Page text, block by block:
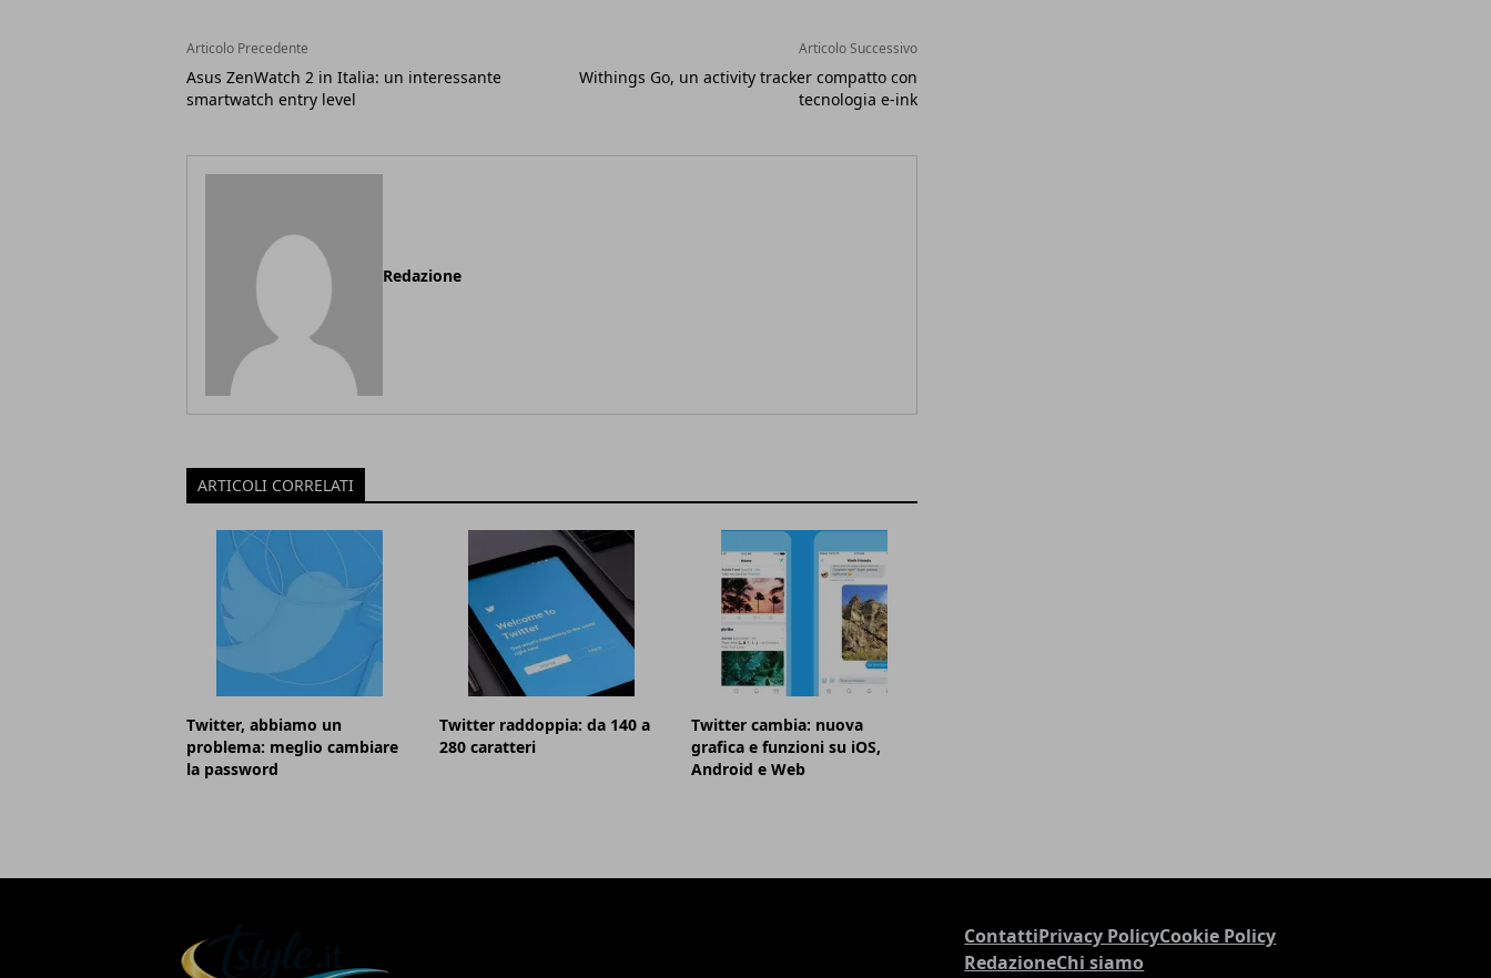
Articolo Precedente
Asus ZenWatch 2 in Italia: un interessante
smartwatch entry level
Articolo Successivo
Withings Go, un activity tracker compatto con
tecnologia e-ink
Redazione
ARTICOLI CORRELATI
Twitter, abbiamo un
problema: meglio cambiare
la password
Twitter raddoppia: da 140 a
280 caratteri
Twitter cambia: nuova
grafica e funzioni su iOS,
Android e Web
ContattiPrivacy PolicyCookie Policy
RedazioneChi siamo